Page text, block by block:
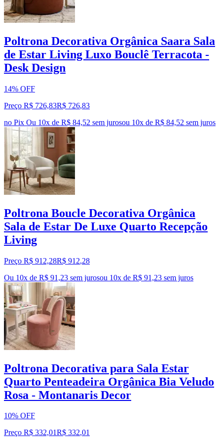
Poltrona Decorativa Orgânica Saara Sala
de Estar Living Luxo Bouclê Terracota -
Desk Design
14% OFF
Preço R$ 726,83R$ 726,83
no Pix Ou 10x de R$ 84,52 sem jurosou 10x de R$ 84,52 sem juros
Poltrona Boucle Decorativa Orgânica
Sala de Estar De Luxe Quarto Recepção
Living
Preço R$ 912,28R$ 912,28
Ou 10x de R$ 91,23 sem jurosou 10x de R$ 91,23 sem juros
Poltrona Decorativa para Sala Estar
Quarto Penteadeira Orgânica Bia Veludo
Rosa - Montanaris Decor
10% OFF
Preço R$ 332,01R$ 332,01